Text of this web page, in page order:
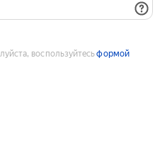
воспользуйтесьформой